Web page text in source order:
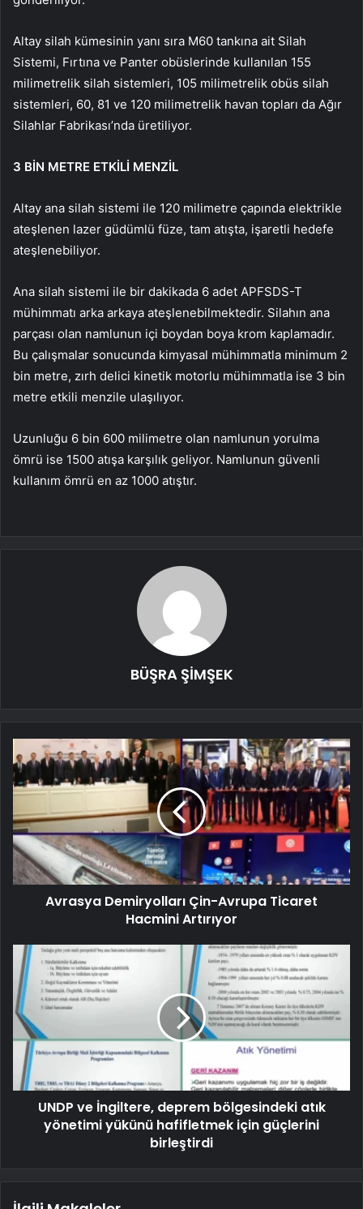
Altay silah kümesinin yanı sıra M60 tankına ait Silah
Sistemi, Fırtına ve Panter obüslerinde kullanılan 155
milimetrelik silah sistemleri, 105 milimetrelik obüs silah
sistemleri, 60, 81 ve 120 milimetrelik havan topları da Ağır
Silahlar Fabrikası’nda üretiliyor.
3 BİN METRE ETKİLİ MENZİL
Altay ana silah sistemi ile 120 milimetre çapında elektrikle
ateşlenen lazer güdümlü füze, tam atışta, işaretli hedefe
ateşlenebiliyor.
Ana silah sistemi ile bir dakikada 6 adet APFSDS-T
mühimmatı arka arkaya ateşlenebilmektedir. Silahın ana
parçası olan namlunun içi boydan boya krom kaplamadır.
Bu çalışmalar sonucunda kimyasal mühimmatla minimum 2
bin metre, zırh delici kinetik motorlu mühimmatla ise 3 bin
metre etkili menzile ulaşılıyor.
Uzunluğu 6 bin 600 milimetre olan namlunun yorulma
ömrü ise 1500 atışa karşılık geliyor. Namlunun güvenli
kullanım ömrü en az 1000 atıştır.
BÜŞRA ŞİMŞEK
Avrasya Demiryolları Çin-Avrupa Ticaret
Hacmini Artırıyor
UNDP ve İngiltere, deprem bölgesindeki atık
yönetimi yükünü hafifletmek için güçlerini
birleştirdi